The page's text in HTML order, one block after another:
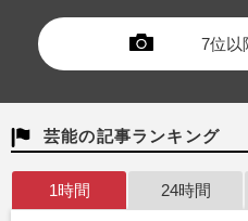
7位以
芸能の記事ランキング
1時間 24時間